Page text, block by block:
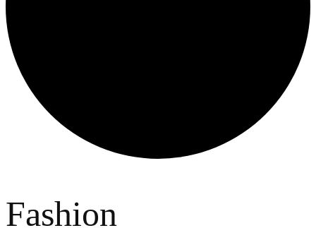
Fashion